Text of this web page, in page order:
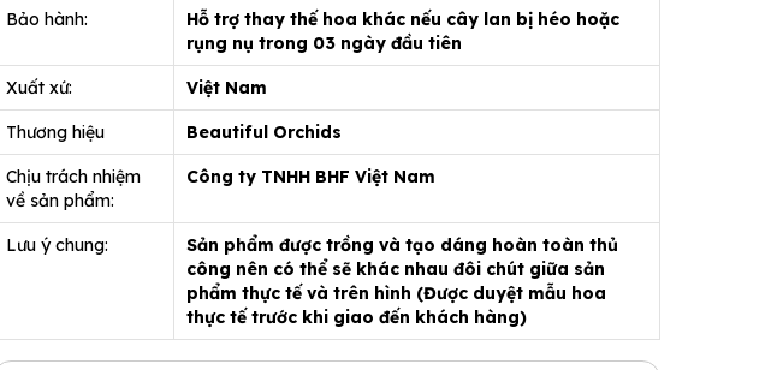
Bảo hành:
Hỗ trợ thay thế hoa khác nếu cây lan bị héo hoặc
rụng nụ trong 03 ngày đầu tiên
Xuất xứ: Việt Nam
Thương hiệu Beautiful Orchids
Chịu trách nhiệm
về sản phẩm:
Công ty TNHH BHF Việt Nam
Lưu ý chung:
Sản phẩm được trồng và tạo dáng hoàn toàn thủ
công nên có thể sẽ khác nhau đôi chút giữa sản
phẩm thực tế và trên hình (Được duyệt mẫu hoa
thực tế trước khi giao đến khách hàng)